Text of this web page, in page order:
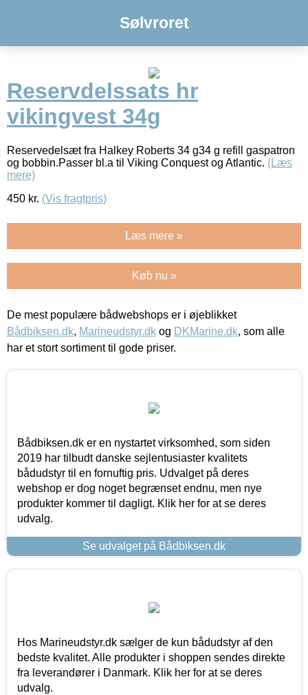
Sølvroret
Reservdelssats hr
vikingvest 34g
Reservedelsæt fra Halkey Roberts 34 g34 g refill gaspatron
og bobbin.Passer bl.a til Viking Conquest og Atlantic. (Læs
mere)
450 kr. (Vis fragtpris)
Læs mere »
Køb nu »
De mest populære bådwebshops er i øjeblikket
Bådbiksen.dk, Marineudstyr.dk og DKMarine.dk, som alle
har et stort sortiment til gode priser.
Bådbiksen.dk er en nystartet virksomhed, som siden
2019 har tilbudt danske sejlentusiaster kvalitets
bådudstyr til en fornuftig pris. Udvalget på deres
webshop er dog noget begrænset endnu, men nye
produkter kommer til dagligt. Klik her for at se deres
udvalg.
Se udvalget på Bådbiksen.dk
Hos Marineudstyr.dk sælger de kun bådudstyr af den
bedste kvalitet. Alle produkter i shoppen sendes direkte
fra leverandører i Danmark. Klik her for at se deres
udvalg.